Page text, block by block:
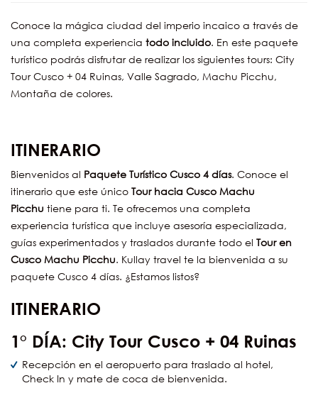
Conoce la mágica ciudad del imperio incaico a través de
una completa experiencia todo incluido. En este paquete
turístico podrás disfrutar de realizar los siguientes tours: City
Tour Cusco + 04 Ruinas, Valle Sagrado, Machu Picchu,
Montaña de colores.
ITINERARIO
Bienvenidos al Paquete Turístico Cusco 4 días. Conoce el
itinerario que este único Tour hacia Cusco Machu
Picchu tiene para ti. Te ofrecemos una completa
experiencia turística que incluye asesoría especializada,
guías experimentados y traslados durante todo el Tour en
Cusco Machu Picchu. Kullay travel te la bienvenida a su
paquete Cusco 4 días. ¿Estamos listos?
ITINERARIO
1° DÍA: City Tour Cusco + 04 Ruinas
Recepción en el aeropuerto para traslado al hotel,
Check In y mate de coca de bienvenida.